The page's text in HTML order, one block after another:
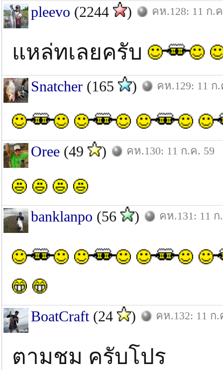
pleevo (2244 ) คห.128: 11 ก.
แหล่ทเลยครับ
Snatcher (165 ) คห.129: 11 ก
Oree (49 ) คห.130: 11 ก.ค. 59
banklanpo (56 ) คห.131: 11 ก
BoatCraft(24 ) คห.132: 11 ก.
ตามชม ครับโปร